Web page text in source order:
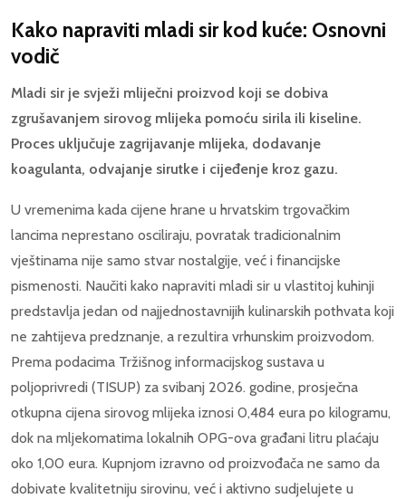
Kako napraviti mladi sir kod kuće: Osnovni
vodič
Mladi sir je svježi mliječni proizvod koji se dobiva
zgrušavanjem sirovog mlijeka pomoću sirila ili kiseline.
Proces uključuje zagrijavanje mlijeka, dodavanje
koagulanta, odvajanje sirutke i cijeđenje kroz gazu.
U vremenima kada cijene hrane u hrvatskim trgovačkim
lancima neprestano osciliraju, povratak tradicionalnim
vještinama nije samo stvar nostalgije, već i financijske
pismenosti. Naučiti kako napraviti mladi sir u vlastitoj kuhinji
predstavlja jedan od najjednostavnijih kulinarskih pothvata koji
ne zahtijeva predznanje, a rezultira vrhunskim proizvodom.
Prema podacima Tržišnog informacijskog sustava u
poljoprivredi (TISUP) za svibanj 2026. godine, prosječna
otkupna cijena sirovog mlijeka iznosi 0,484 eura po kilogramu,
dok na mljekomatima lokalnih OPG-ova građani litru plaćaju
oko 1,00 eura. Kupnjom izravno od proizvođača ne samo da
dobivate kvalitetniju sirovinu, već i aktivno sudjelujete u